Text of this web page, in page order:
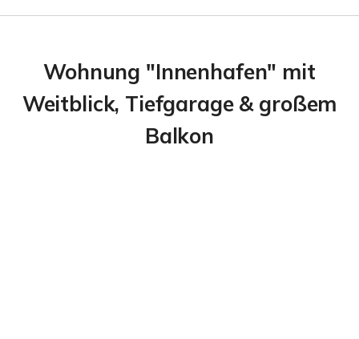
Wohnung "Innenhafen" mit
Weitblick, Tiefgarage & großem
Balkon